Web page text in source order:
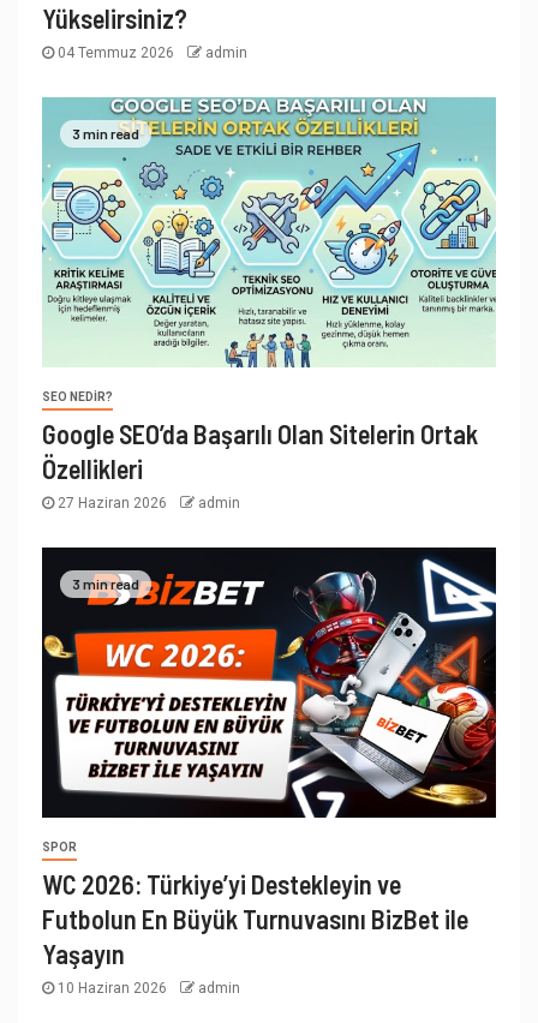
Yükselirsiniz?
04 Temmuz 2026 admin
3 min read
SEO NEDIR?
Google SEO’da Başarılı Olan Sitelerin Ortak
Özellikleri
27 Haziran 2026 admin
3 min read
SPOR
WC 2026: Türkiye’yi Destekleyin ve
Futbolun En Büyük Turnuvasını BizBet ile
Yaşayın
10 Haziran 2026 admin